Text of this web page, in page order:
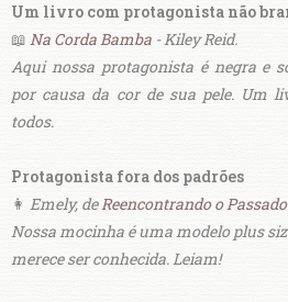
Um livro com protagonista não
📖 Na Corda Bamba - Kiley Reid.
Aqui nossa protagonista é negra e
por causa da cor de sua pele. Um
todos.
Protagonista fora dos padrões
👩 Emely, deReencontrando o Passado
Nossa mocinha é uma modelo plus
merece ser conhecida. Leiam!